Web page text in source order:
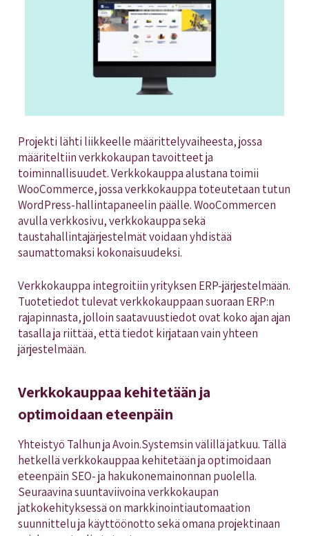
Projekti lähti liikkeelle määrittelyvaiheesta, jossa
määriteltiin verkkokaupan tavoitteet ja
toiminnallisuudet. Verkkokauppa alustana toimii
WooCommerce, jossa verkkokauppa toteutetaan tutun
WordPress-hallintapaneelin päälle. WooCommercen
avulla verkkosivu, verkkokauppa sekä
taustahallintajärjestelmät voidaan yhdistää
saumattomaksi kokonaisuudeksi.
Verkkokauppa integroitiin yrityksen ERP-järjestelmään.
Tuotetiedot tulevat verkkokauppaan suoraan ERP:n
rajapinnasta, jolloin saatavuustiedot ovat koko ajan ajan
tasalla ja riittää, että tiedot kirjataan vain yhteen
järjestelmään.
Verkkokauppaa kehitetään ja
optimoidaan eteenpäin
Yhteistyö Talhun ja Avoin.Systemsin välillä jatkuu. Tällä
hetkellä verkkokauppaa kehitetään ja optimoidaan
eteenpäin SEO- ja hakukonemainonnan puolella.
Seuraavina suuntaviivoina verkkokaupan
jatkokehityksessä on markkinointiautomaation
suunnittelu ja käyttöönotto sekä omana projektinaan